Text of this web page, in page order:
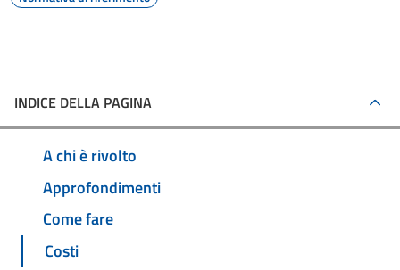
INDICE DELLA PAGINA
A chi è rivolto
Approfondimenti
Come fare
Costi